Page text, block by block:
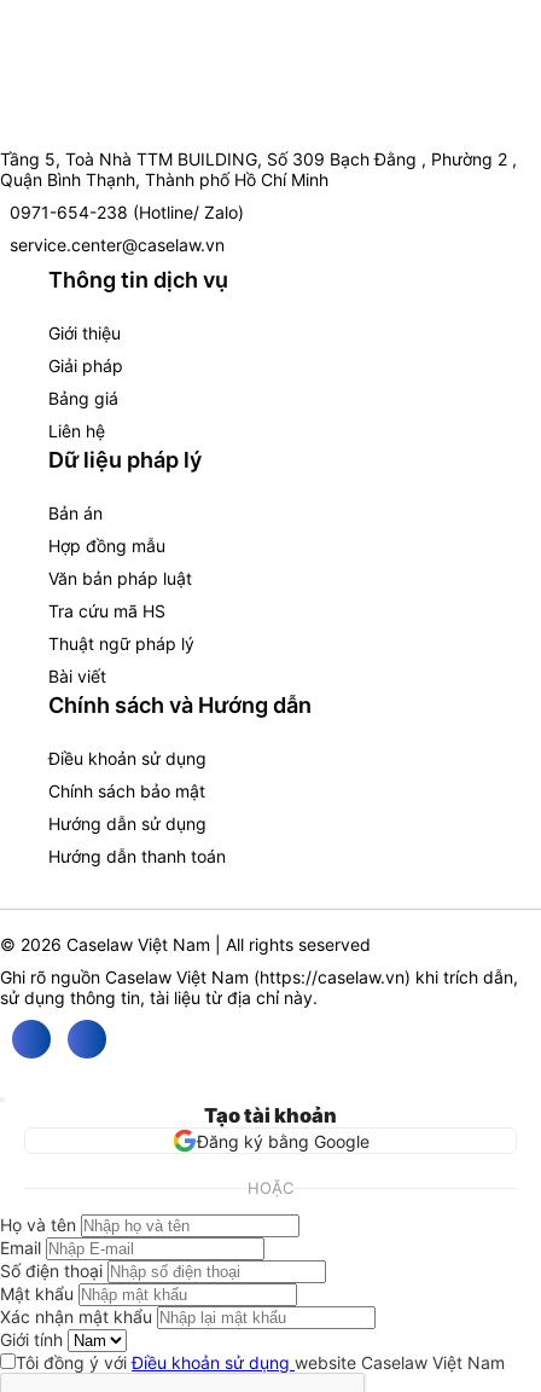
Tầng 5, Toà Nhà TTM BUILDING, Số 309 Bạch Đằng , Phường 2 ,
Quận Bình Thạnh, Thành phố Hồ Chí Minh
0971-654-238 (Hotline/ Zalo)
service.center@caselaw.vn
Thông tin dịch vụ
Giới thiệu
Giải pháp
Bảng giá
Liên hệ
Dữ liệu pháp lý
Bản án
Hợp đồng mẫu
Văn bản pháp luật
Tra cứu mã HS
Thuật ngữ pháp lý
Bài viết
Chính sách và Hướng dẫn
Điều khoản sử dụng
Chính sách bảo mật
Hướng dẫn sử dụng
Hướng dẫn thanh toán
© 2026 Caselaw Việt Nam | All rights seserved
Ghi rõ nguồn Caselaw Việt Nam (https://caselaw.vn) khi trích dẫn,
sử dụng thông tin, tài liệu từ địa chỉ này.
Tạo tài khoản
Đăng ký bằng Google
HOẶC
Họ và tên
Email
Số điện thoại
Mật khẩu
Xác nhận mật khẩu
Giới tính
Tôi đồng ý vớiĐiều khoản sử dụng website Caselaw Việt Nam